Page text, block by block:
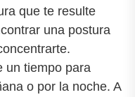
que te resulte
una postura
un tiempo para
o por la noche. A